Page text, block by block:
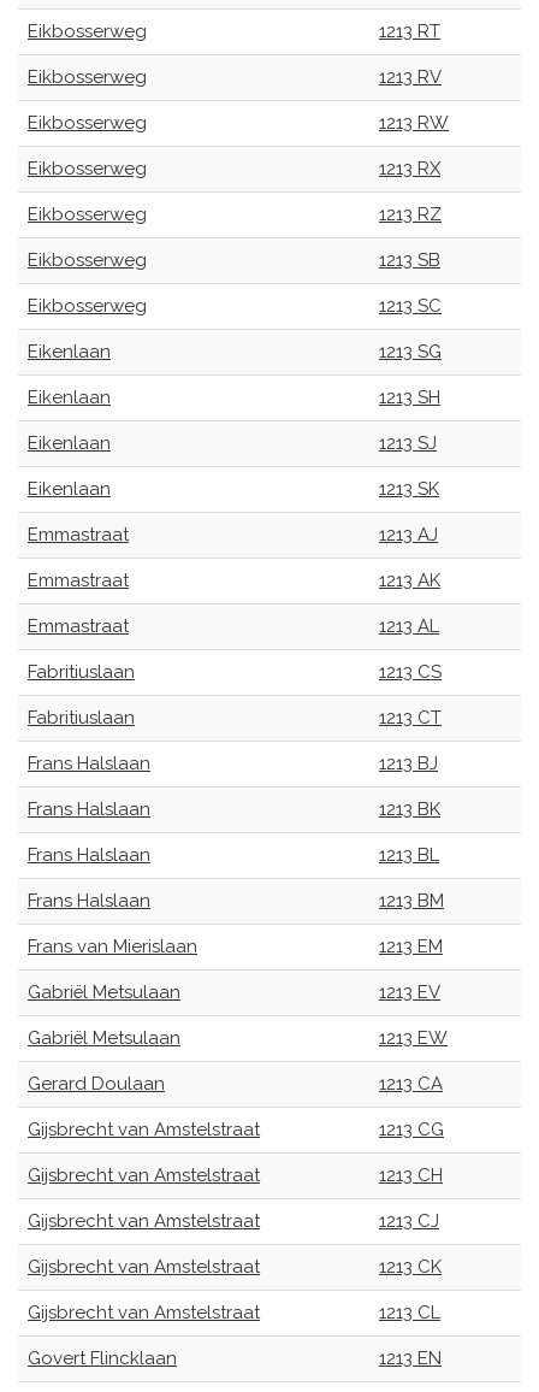
Eikbosserweg 1213 RT
Eikbosserweg 1213 RV
Eikbosserweg 1213 RW
Eikbosserweg 1213 RX
Eikbosserweg 1213 RZ
Eikbosserweg 1213 SB
Eikbosserweg 1213 SC
Eikenlaan 1213 SG
Eikenlaan 1213 SH
Eikenlaan 1213 SJ
Eikenlaan 1213 SK
Emmastraat 1213 AJ
Emmastraat 1213 AK
Emmastraat 1213 AL
Fabritiuslaan 1213 CS
Fabritiuslaan 1213 CT
Frans Halslaan 1213 BJ
Frans Halslaan 1213 BK
Frans Halslaan 1213 BL
Frans Halslaan 1213 BM
Frans van Mierislaan 1213 EM
Gabriël Metsulaan 1213 EV
Gabriël Metsulaan 1213 EW
Gerard Doulaan 1213 CA
Gijsbrecht van Amstelstraat 1213 CG
Gijsbrecht van Amstelstraat 1213 CH
Gijsbrecht van Amstelstraat 1213 CJ
Gijsbrecht van Amstelstraat 1213 CK
Gijsbrecht van Amstelstraat 1213 CL
Govert Flincklaan 1213 EN